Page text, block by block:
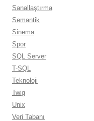
Sanallaştırma
Semantik
Sinema
Spor
SQL Server
T-SQL
Teknoloji
Twig
Unix
Veri Tabanı